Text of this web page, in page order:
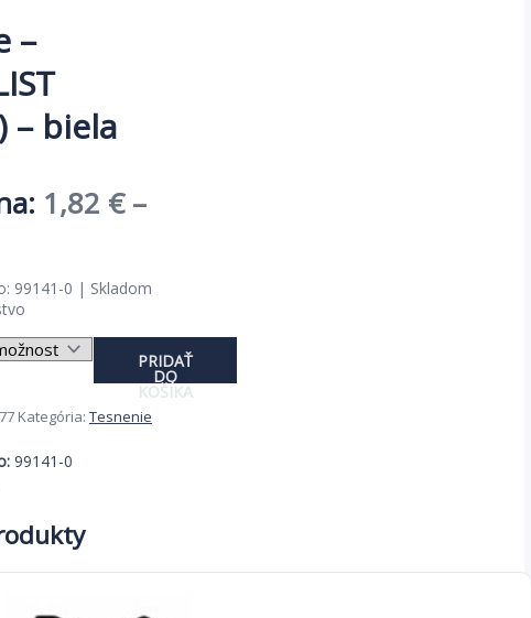
–
– biela
1,82 € –
€
99141-0 | Skladom
Tesnenie
SILIKONLIST
PRIDAŤ
DO
KOŠÍKA
Kategória: Tesnenie
99141-0